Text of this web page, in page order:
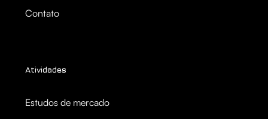
Contato
Atividades
Estudos de mercado